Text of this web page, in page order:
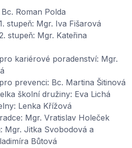
Roman Polda
stupeň: Mgr. Iva Fišarová
stupeň: Mgr. Kateřina
kariérové poradenství: Mgr.
prevenci: Bc. Martina Šitinová
školní družiny: Eva Lichá
Lenka Křížová
Mgr. Vratislav Holeček
Mgr. Jitka Svobodová a
Bůtová